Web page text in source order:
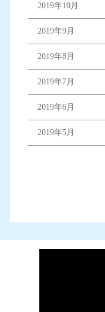
2019年10月
2019年9月
2019年8月
2019年7月
2019年6月
2019年5月